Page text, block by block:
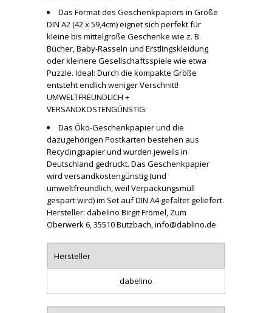
Das Format des Geschenkpapiers in Größe
DIN A2 (42 x 59,4cm) eignet sich perfekt für
kleine bis mittelgroße Geschenke wie z. B.
Bücher, Baby-Rasseln und Erstlingskleidung
oder kleinere Gesellschaftsspiele wie etwa
Puzzle. Ideal: Durch die kompakte Größe
entsteht endlich weniger Verschnitt!
UMWELTFREUNDLICH +
VERSANDKOSTENGÜNSTIG:
Das Öko-Geschenkpapier und die
dazugehörigen Postkarten bestehen aus
Recyclingpapier und wurden jeweils in
Deutschland gedruckt. Das Geschenkpapier
wird versandkostengünstig (und
umweltfreundlich, weil Verpackungsmüll
gespart wird) im Set auf DIN A4 gefaltet geliefert.
Hersteller: dabelino Birgit Frömel, Zum
Oberwerk 6, 35510 Butzbach, info@dablino.de
Hersteller
dabelino